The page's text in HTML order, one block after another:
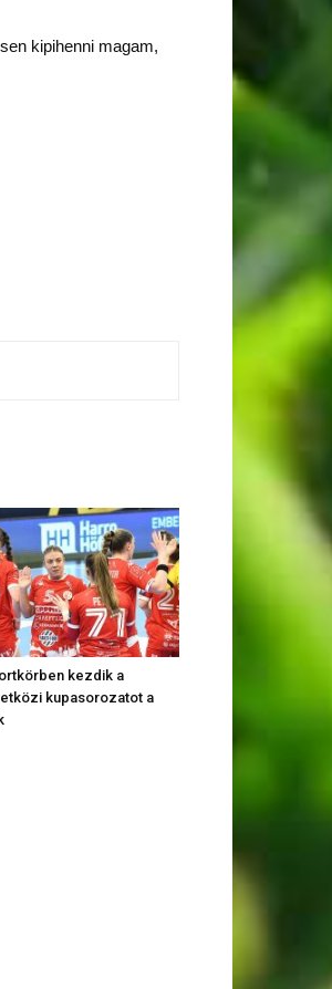
kipihenni magam,
kezdik a
kupasorozatot a